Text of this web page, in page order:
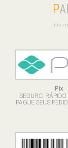
P
Os
Pix
SEGURO, RÁPIDO
PAGUE SEUS